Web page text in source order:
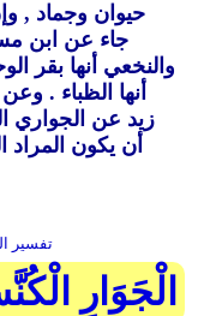
حيوان وجماد ,
جاء عن ابن
والنخعي أنها بقر
أنها الظباء . وعن
زيد عن الجواري
أن يكون المراد
تفسير
الْجَوَارِ